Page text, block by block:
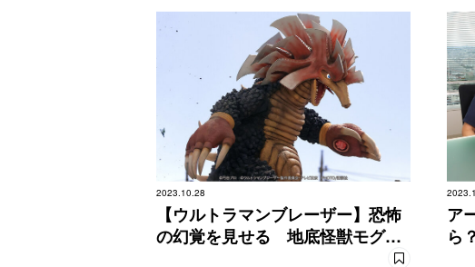
2023.10.28
【ウルトラマンブレーザー】恐怖
の幻覚を見せる 地底怪獣モグー
ア
ら